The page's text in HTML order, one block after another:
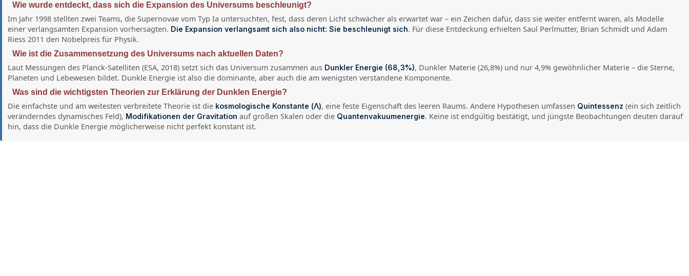
Wie wurde entdeckt, dass sich die Expansion des Universums beschleunigt?
Im Jahr 1998 stellten zwei Teams, die Supernovae vom Typ Ia untersuchten, fest, dass deren Licht schwächer als erwartet war – ein Zeichen dafür, dass sie weiter entfernt waren, als Modelle
einer verlangsamten Expansion vorhersagten. Die Expansion verlangsamt sich also nicht: Sie beschleunigt sich. Für diese Entdeckung erhielten Saul Perlmutter, Brian Schmidt und Adam
Riess 2011 den Nobelpreis für Physik.
Wie ist die Zusammensetzung des Universums nach aktuellen Daten?
Laut Messungen des Planck-Satelliten (ESA, 2018) setzt sich das Universum zusammen aus Dunkler Energie (68,3%), Dunkler Materie (26,8%) und nur 4,9% gewöhnlicher Materie – die Sterne,
Planeten und Lebewesen bildet. Dunkle Energie ist also die dominante, aber auch die am wenigsten verstandene Komponente.
Was sind die wichtigsten Theorien zur Erklärung der Dunklen Energie?
Die einfachste und am weitesten verbreitete Theorie ist die kosmologische Konstante (Λ), eine feste Eigenschaft des leeren Raums. Andere Hypothesen umfassen Quintessenz (ein sich zeitlich
veränderndes dynamisches Feld), Modifikationen der Gravitation auf großen Skalen oder die Quantenvakuumenergie. Keine ist endgültig bestätigt, und jüngste Beobachtungen deuten darauf
hin, dass die Dunkle Energie möglicherweise nicht perfekt konstant ist.